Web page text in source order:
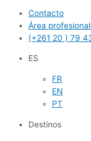
Contacto
Área
(+261 20 ) 79
ES
FR
EN
PT
Destinos